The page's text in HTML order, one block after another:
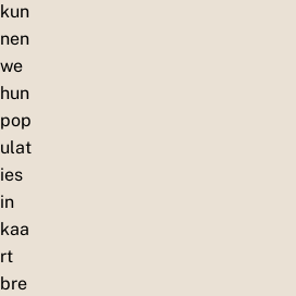
kun
nen
we
hun
pop
ulat
ies
in
kaa
rt
bre